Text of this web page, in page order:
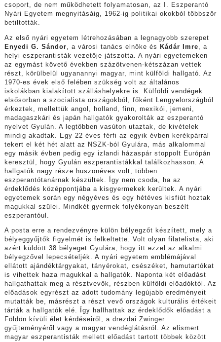
csoport, de nem működhetett folyamatosan, az I. Eszperantó
Nyári Egyetem megnyitásáig, 1962-ig politikai okokból többször
betiltották.
Az első nyári egyetem létrehozásában a legnagyobb szerepet
Enyedi G. Sándor , a városi tanács elnöke és Kádár Imre , a
helyi eszperantisták vezetője játszotta. A nyári egyetemeken
az egymást követő években százötvenen-kétszázan vettek
részt, körülbelül ugyanannyi magyar, mint külföldi hallgató. Az
1970-es évek első felében szükség volt az általános
iskolákban kialakított szálláshelyekre is. Külföldi vendégek
elsősorban a szocialista országokból, főként Lengyelországból
érkeztek, mellettük angol, holland, finn, mexikói, jemeni,
madagaszkári és japán hallgatók gyakorolták az eszperantó
nyelvet Gyulán. A legtöbben vasúton utaztak, de kivételek
mindig akadtak. Egy 22 éves férfi az egyik évben kerékpárral
tekert el két hét alatt az NSZK-ból Gyulára, más alkalommal
egy másik évben pedig egy izlandi házaspár stoppolt Európán
keresztül, hogy Gyulán eszperantistákkal találkozhasson. A
hallgatók nagy része huszonéves volt, többen
eszperantótanárnak készültek. Így nem csoda, ha az
érdeklődés középpontjába a kisgyermekek kerültek. A nyári
egyetemek során egy négyéves és egy hétéves kisfiút hoztak
magukkal szülei. Mindkét gyermek folyékonyan beszélt
eszperantóul.
A posta erre a rendezvényre külön bélyegzőt készített, mely a
bélyeggyűjtők figyelmét is felkeltette. Volt olyan filatelista, aki
azért küldött 38 bélyeget Gyulára, hogy itt ezzel az alkalmi
bélyegzővel lepecsételjék. A nyári egyetem emblémájával
ellátott ajándéktárgyakat, tányérokat, csészéket, hamutartókat
is vihettek haza magukkal a hallgatók. Naponta két előadást
hallgathattak meg a résztvevők, részben külföldi előadóktól. Az
előadások egyrészt az adott tudomány legújabb eredményeit
mutatták be, másrészt a részt vevő országok kulturális értékeit
tárták a hallgatók elé. Így hallhattak az érdeklődők előadást a
Földön kívüli élet kérdéseiről, a drezdai Zwinger
gyűjteményéről vagy a magyar vendéglátásról. Az elismert
magyar eszperantisták mellett előadást tartott többek között